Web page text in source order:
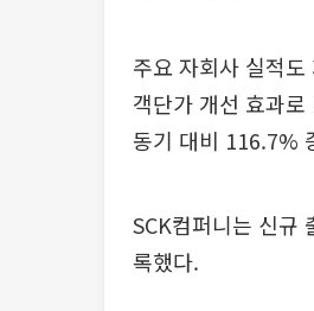
주요 자회사 실적
객단가 개선 효과
동기 대비 116.7%
SCK컴퍼니는 신규
록했다.